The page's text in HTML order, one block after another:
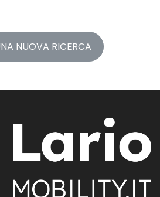
NUOVA RICERCA